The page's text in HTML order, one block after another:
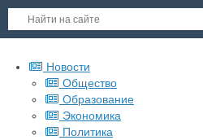
Новости
Общество
Образование
Экономика
Политика